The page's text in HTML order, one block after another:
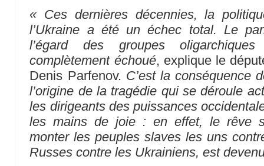
« Ces dernières décennies, la
l’Ukraine a été un échec total. Le
l’égard des groupes
complètement échoué, explique le
Denis Parfenov. C’est la conséquence
l’origine de la tragédie qui se déroule
les dirigeants des puissances
les mains de joie : en effet, le rêve
monter les peuples slaves les uns
Russes contre les Ukrainiens, est